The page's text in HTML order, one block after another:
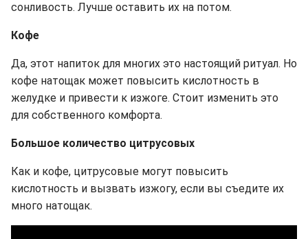
сонливость. Лучше оставить их на потом.
Кофе
Да, этот напиток для многих это настоящий ритуал. Но
кофе натощак может повысить кислотность в
желудке и привести к изжоге. Стоит изменить это
для собственного комфорта.
Большое количество цитрусовых
Как и кофе, цитрусовые могут повысить
кислотность и вызвать изжогу, если вы съедите их
много натощак.